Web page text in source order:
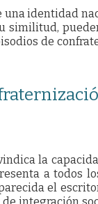
identidad
similitud,
de
la
a todos
el